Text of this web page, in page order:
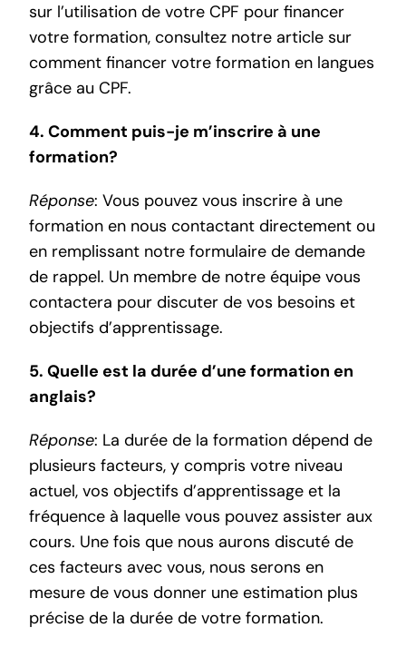
sur l’utilisation de votre CPF pour financer
votre formation, consultez notre article sur
comment financer votre formation en langues
grâce au CPF.
4. Comment puis-je m’inscrire à une
formation?
Réponse: Vous pouvez vous inscrire à une
formation en nous contactant directement ou
en remplissant notre formulaire de demande
de rappel. Un membre de notre équipe vous
contactera pour discuter de vos besoins et
objectifs d’apprentissage.
5. Quelle est la durée d’une formation en
anglais?
Réponse: La durée de la formation dépend de
plusieurs facteurs, y compris votre niveau
actuel, vos objectifs d’apprentissage et la
fréquence à laquelle vous pouvez assister aux
cours. Une fois que nous aurons discuté de
ces facteurs avec vous, nous serons en
mesure de vous donner une estimation plus
précise de la durée de votre formation.